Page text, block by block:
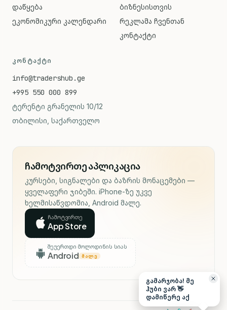
დაწყება
ეკონომიკური კალენდარი
ბიზნესისთვის
რეკლამა ჩვენთან
კონტაქტი
ᲙᲝᲜᲢᲐᲥᲢᲘ
info@tradershub.ge
+995 550 000 899
ტერენტი გრანელის 10/12
თბილისი, საქართველო
ჩამოტვირთე აპლიკაცია
კურსები, სიგნალები და ბაზრის მონაცემები —
ყველაფერი ჯიბეში. iPhone-ზე უკვე
ხელმისაწვდომია, Android მალე.
ჩამოტვირთე
App Store
შეუერთდი მოლოდინის სიას
Android ᲛᲐᲚᲔ
გამარჯობა! მე
ჰუბი ვარ 👋
დამიწერე აქ